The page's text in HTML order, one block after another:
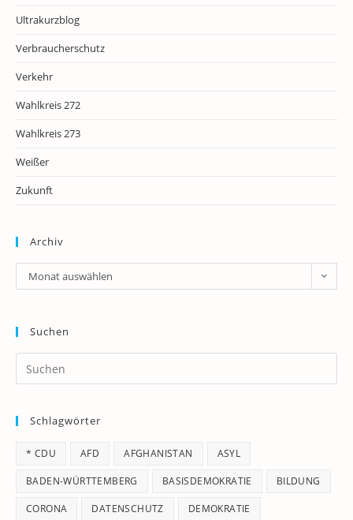
Ultrakurzblog
Verbraucherschutz
Verkehr
Wahlkreis 272
Wahlkreis 273
Weißer
Zukunft
Archiv
Archiv
Monat auswählen
Suchen
Schlagwörter
* CDU AFD AFGHANISTAN ASYL
BADEN-WÜRTTEMBERG BASISDEMOKRATIE BILDUNG
CORONA DATENSCHUTZ DEMOKRATIE